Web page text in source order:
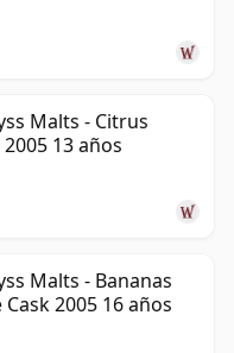
de que el
famosas se
verdadera
maduro se
elegante,
Malts - Citrus
13 años
Malts - Bananas
2005 16 años